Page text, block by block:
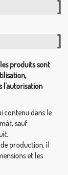
produits sont
l'autorisation
contenu dans le
sauf
production, il
et les